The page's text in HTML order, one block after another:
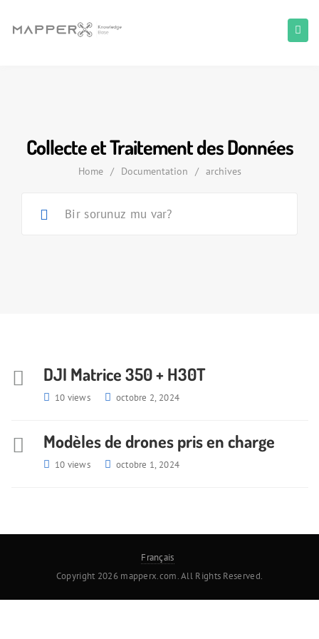
Collecte et Traitement des Données
Home / Documentation / archives
DJI Matrice 350 + H30T
10 views octobre 2, 2024
Modèles de drones pris en charge
10 views octobre 1, 2024
Français
Copyright 2026 mapperx.com. All Rights Reserved.